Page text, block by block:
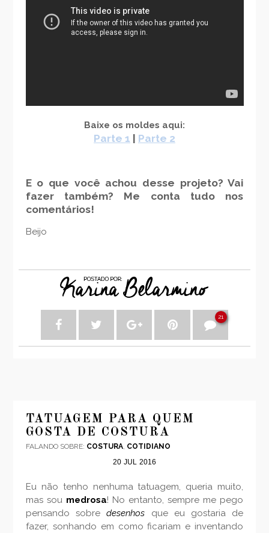
Baixe os moldes aqui:
Parte 1 Parte 2
E o que você achou desse projeto? Vai
fazer também? Me conta tudo nos
comentários!
Beijo
21
TATUAGEM PARA QUEM
GOSTA DE COSTURA
FALANDO SOBRE: COSTURA, COTIDIANO
20 JUL 2016
Eu não tenho nenhuma tatuagem, queria muito,
mas sou medrosa! No entanto, sempre me pego
pensando sobredesenhos que eu gostaria de
fazer, sonhando em como ficariam e inventando